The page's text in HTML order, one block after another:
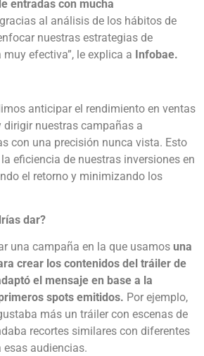
entradas con mucha
al análisis de los hábitos de
nuestras estrategias de
efectiva”, le explica a Infobae.
anticipar el rendimiento en ventas
dirigir nuestras campañas a
con una precisión nunca vista. Esto
eficiencia de nuestras inversiones en
el retorno y minimizando los
dar?
una campaña en la que usamos una
crear los contenidos del tráiler de
el mensaje en base a la
spots emitidos. Por ejemplo,
más un tráiler con escenas de
recortes similares con diferentes
esas audiencias.